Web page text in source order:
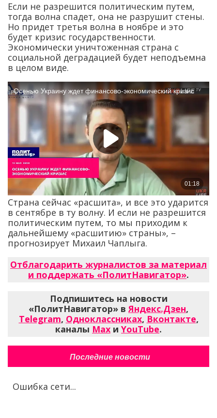
Если не разрешится политическим путем,
тогда волна спадет, она не разрушит стены.
Но придет третья волна в ноябре и это
будет кризис государственности.
Экономически уничтоженная страна с
социальной деградацией будет неподъемна
в целом виде.
Страна сейчас «расшита», и все это ударится
в сентябре в ту волну. И если не разрешится
политическим путем, то мы приходим к
дальнейшему «расшитию» страны», –
прогнозирует Михаил Чаплыга.
Отблагодарить журналистов за материал
и поддержать «ПолитНавигатор».
Подпишитесь на новости
«ПолитНавигатор» вЯндекс.Дзен,
Telegram, Одноклассниках, Вконтакте,
каналы Max и YouTube.
Последние новости
Ошибка сети...